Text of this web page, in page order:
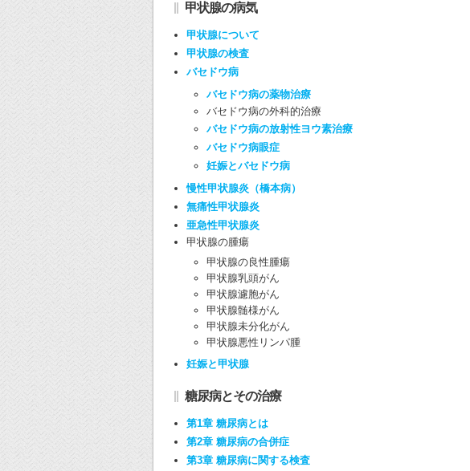
甲状腺の病気
甲状腺について
甲状腺の検査
バセドウ病
バセドウ病の薬物治療
バセドウ病の外科的治療
バセドウ病の放射性ヨウ素治療
バセドウ病眼症
妊娠とバセドウ病
慢性甲状腺炎（橋本病）
無痛性甲状腺炎
亜急性甲状腺炎
甲状腺の腫瘍
甲状腺の良性腫瘍
甲状腺乳頭がん
甲状腺濾胞がん
甲状腺髄様がん
甲状腺未分化がん
甲状腺悪性リンパ腫
妊娠と甲状腺
糖尿病とその治療
第1章 糖尿病とは
第2章 糖尿病の合併症
第3章 糖尿病に関する検査